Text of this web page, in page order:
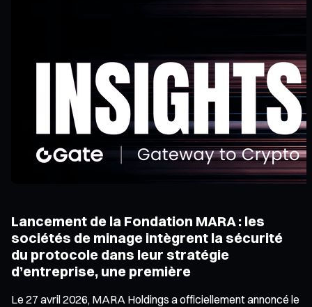
Lancement de la Fondation MARA : les
sociétés de minage intègrent la sécurité
du protocole dans leur stratégie
d’entreprise, une première
Le 27 avril 2026, MARA Holdings a officiellement annoncé le